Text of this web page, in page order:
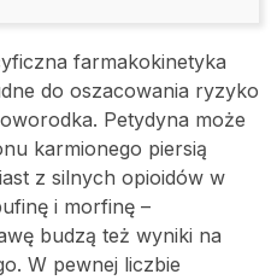
farmakokinetyka
do oszacowania ryzyko
Petydyna może
karmionego piersią
z silnych opioidów w
i morfinę –
budzą też wyniki na
W pewnej liczbie